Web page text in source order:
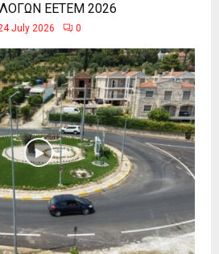
ΕΕΤΕΜ 2026
July 2026 0